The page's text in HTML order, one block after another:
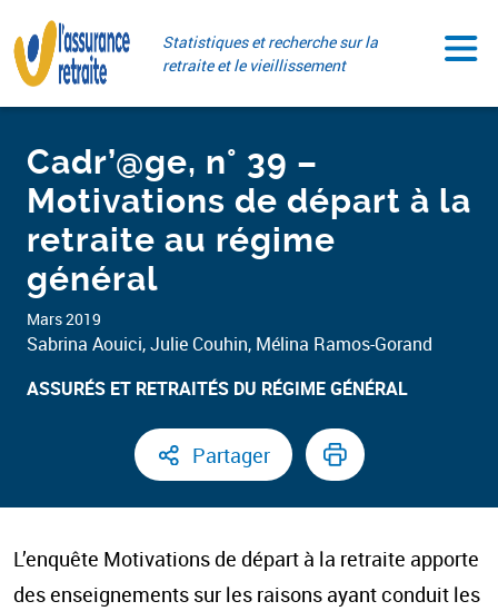
au
contenu
Statistiques et recherche sur la
retraite et le vieillissement
Mars 2019
Cadr’@ge, n° 39 –
Motivations de départ à la
retraite au régime
général
Sabrina Aouici, Julie Couhin, Mélina Ramos-Gorand
ASSURÉS ET RETRAITÉS DU RÉGIME GÉNÉRAL​
Partager
L’enquête Motivations de départ à la retraite apporte
des enseignements sur les raisons ayant conduit les